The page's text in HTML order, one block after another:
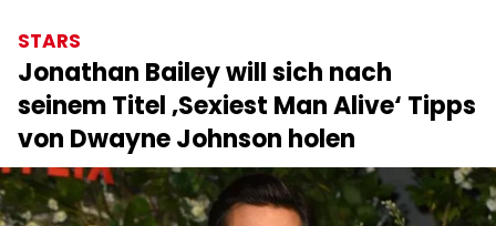
STARS
Jonathan Bailey will sich nach
seinem Titel ‚Sexiest Man Alive‘ Tipps
von Dwayne Johnson holen